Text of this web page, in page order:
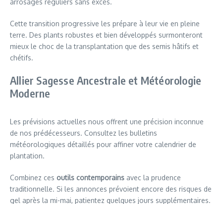
Cette transition progressive les prépare à leur vie en pleine
terre. Des plants robustes et bien développés surmonteront
mieux le choc de la transplantation que des semis hâtifs et
chétifs.
Allier Sagesse Ancestrale et Météorologie
Moderne
Les prévisions actuelles nous offrent une précision inconnue
de nos prédécesseurs. Consultez les bulletins
météorologiques détaillés pour affiner votre calendrier de
plantation.
Combinez ces outils contemporains avec la prudence
traditionnelle. Si les annonces prévoient encore des risques de
gel après la mi-mai, patientez quelques jours supplémentaires.